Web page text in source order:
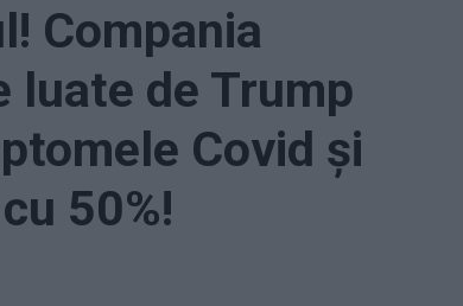
Compania
luate de Trump
Covid și
50%!